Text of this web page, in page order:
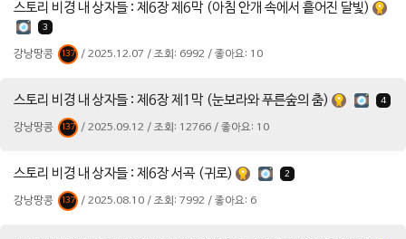
스토리 비경 내 상자들 : 제6장 제6막 (아침 안개 속에서 흩어진 달빛)
3
강낭땅콩 137 / 2025.12.07 / 조회: 6992 / 좋아요: 10
스토리 비경 내 상자들 : 제6장 제1막 (눈보라와 푸른숲의 춤) 4
강낭땅콩 137 / 2025.09.12 / 조회: 12766 / 좋아요: 10
스토리 비경 내 상자들 : 제6장 서곡 (귀로) 2
강낭땅콩 137 / 2025.08.10 / 조회: 7992 / 좋아요: 6